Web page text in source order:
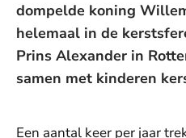
dompelde koning
helemaal in de
Prins Alexander in
samen met kinderen
Een aantal keer per jaar